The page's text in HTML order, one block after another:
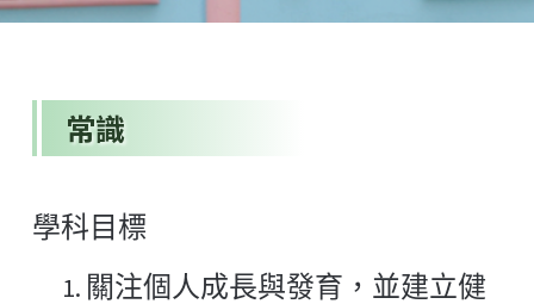
常識
學科目標
關注個人成長與發育，並建立健